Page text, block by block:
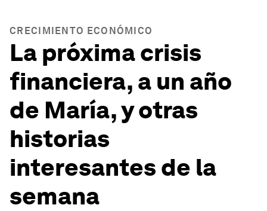
CRECIMIENTO ECONÓMICO
La próxima crisis
financiera, a un año
de María, y otras
historias
interesantes de la
semana